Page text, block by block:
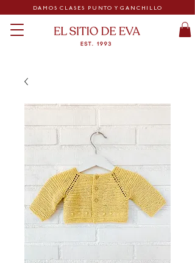
DAMOS CLASES PUNTO Y GANCHILLO